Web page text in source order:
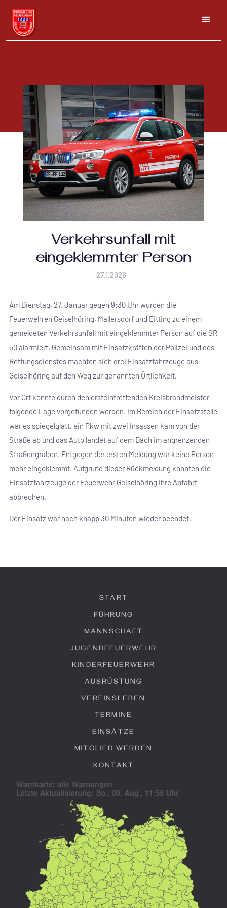
Verkehrsunfall mit
eingeklemmter Person
27.1.2026
Am Dienstag, 27. Januar gegen 9:30 Uhr wurden die
Feuerwehren Geiselhöring, Mallersdorf und Eitting zu einem
gemeldeten Verkehrsunfall mit eingeklemmter Person auf die SR
50 alarmiert. Gemeinsam mit Einsatzkräften der Polizei und des
Rettungsdienstes machten sich drei Einsatzfahrzeuge aus
Geiselhöring auf den Weg zur genannten Örtlichkeit.
Vor Ort konnte durch den ersteintreffenden Kreisbrandmeister
folgende Lage vorgefunden werden. Im Bereich der Einsatzstelle
war es spiegelglatt, ein Pkw mit zwei Insassen kam von der
Straße ab und das Auto landet auf dem Dach im angrenzenden
Straßengraben. Entgegen der ersten Meldung war keine Person
mehr eingeklemmt. Aufgrund dieser Rückmeldung konnten die
Einsatzfahrzeuge der Feuerwehr Geiselhöring ihre Anfahrt
abbrechen.
Der Einsatz war nach knapp 30 Minuten wieder beendet.
START
FÜHRUNG
MANNSCHAFT
JUGENDFEUERWEHR
KINDERFEUERWEHR
AUSRÜSTUNG
VEREINSLEBEN
TERMINE
EINSÄTZE
MITGLIED WERDEN
KONTAKT